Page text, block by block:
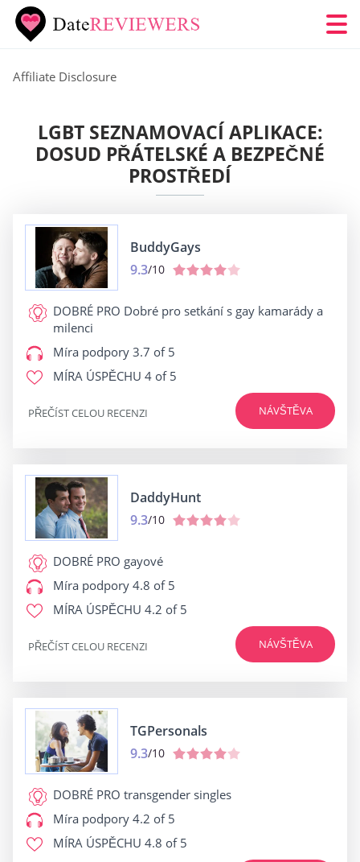
Affiliate Disclosure
LGBT SEZNAMOVACÍ APLIKACE:
DOSUD PŘÁTELSKÉ A BEZPEČNÉ
PROSTŘEDÍ
BuddyGays
9.3/10
DOBRÉ PRO Dobré pro setkání s gay kamarády a
milenci
Míra podpory 3.7 of 5
MÍRA ÚSPĚCHU 4 of 5
NÁVŠTĚVA
PŘEČÍST CELOU RECENZI
DaddyHunt
9.3/10
DOBRÉ PRO gayové
Míra podpory 4.8 of 5
MÍRA ÚSPĚCHU 4.2 of 5
NÁVŠTĚVA
PŘEČÍST CELOU RECENZI
TGPersonals
9.3/10
DOBRÉ PRO transgender singles
Míra podpory 4.2 of 5
MÍRA ÚSPĚCHU 4.8 of 5